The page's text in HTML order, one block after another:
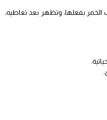
بفعلها، وتظهر بعد تعاطيه،